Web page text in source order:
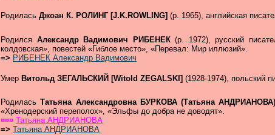
Родилась Джоан К. РОЛИНГ [J.K.ROWLING] (р. 1965), английская
Родился Александр Вадимович РИБЕНЕК(р. 1972), русский
колдовская», повестей «Гиблое место», «Перевал: Мир иллюзий».
=> РИБЕНЕК Александр Вадимович
Умер Витольд ЗЕГАЛЬСКИЙ [Witold ZEGALSKI] (1928-1974), польский
РодиласьТатьяна Александровна БУРКОВА (Татьяна АНДРИАНОВА)
«Хренодерский переполох», «Эльфы до добра не доводят».
¤¤¤ Татьяна АНДРИАНОВА
=> Татьяна АНДРИАНОВА